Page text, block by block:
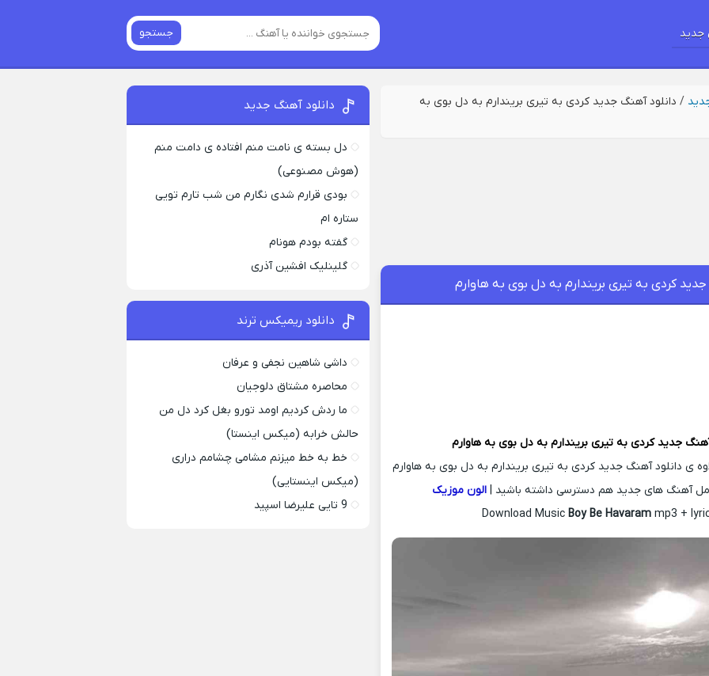
جستجو
/ دانلود آهنگ جدید کردی به تیری بریندارم به دل بوی به
کردی به تیری بریندارم به دل بوی به هاوارم
آهنگ جدیدکردی به تیری بریندارم به دل بوی به هاوارم
ی دانلود آهنگ جدید کردی به تیری بریندارم به دل بوی به هاوارم
آهنگ های جدید هم دسترسی داشته باشید |الون موزیک
Download MusicBoy Be Havarammp3 +
دانلود آهنگ جدید
دل بسته ی نامت منم افتاده ی دامت منم
(هوش مصنوعی)
بودی قرارم شدی نگارم من شب تارم تویی
ستاره ام
گفته بودم هونام
گلینلیک افشین آذری
دانلود ریمیکس ترند
داشی شاهین نجفی و عرفان
محاصره مشتاق دلوجیان
ما ردش کردیم اومد تورو بغل کرد دل من
حالش خرابه (میکس اینستا)
خط به خط میزنم مشامی چشامم دراری
(میکس اینستایی)
9 تایی علیرضا اسپید